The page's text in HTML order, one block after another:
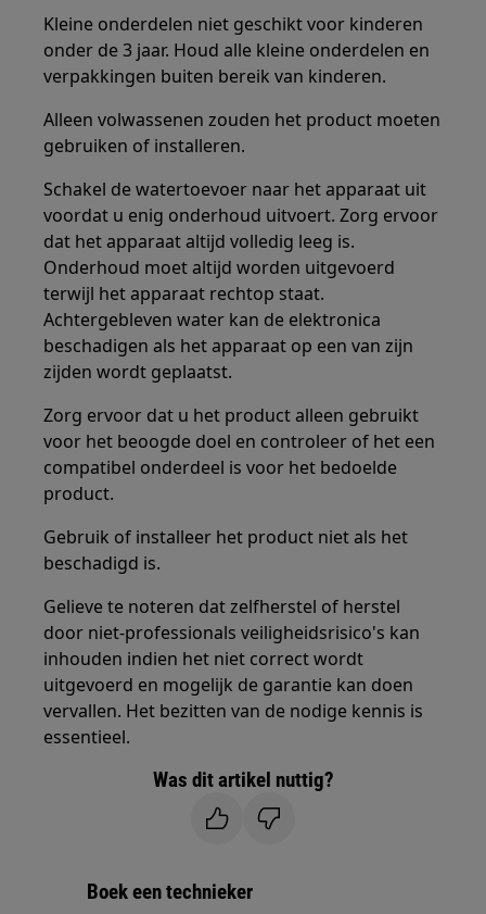
Kleine onderdelen niet geschikt voor kinderen
onder de 3 jaar. Houd alle kleine onderdelen en
verpakkingen buiten bereik van kinderen.
Alleen volwassenen zouden het product moeten
gebruiken of installeren.
Schakel de watertoevoer naar het apparaat uit
voordat u enig onderhoud uitvoert. Zorg ervoor
dat het apparaat altijd volledig leeg is.
Onderhoud moet altijd worden uitgevoerd
terwijl het apparaat rechtop staat.
Achtergebleven water kan de elektronica
beschadigen als het apparaat op een van zijn
zijden wordt geplaatst.
Zorg ervoor dat u het product alleen gebruikt
voor het beoogde doel en controleer of het een
compatibel onderdeel is voor het bedoelde
product.
Gebruik of installeer het product niet als het
beschadigd is.
Gelieve te noteren dat zelfherstel of herstel
door niet-professionals veiligheidsrisico's kan
inhouden indien het niet correct wordt
uitgevoerd en mogelijk de garantie kan doen
vervallen. Het bezitten van de nodige kennis is
essentieel.
Was dit artikel nuttig?
Boek een technieker